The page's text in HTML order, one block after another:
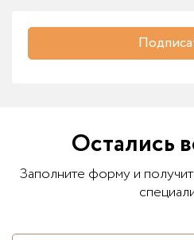
Остались
Заполните форму и